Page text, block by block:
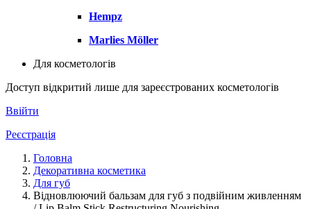
Hempz
Marlies Möller
Для косметологів
Доступ відкритий лише для зареєстрованих косметологів
Ввійти
Реєстрація
Головна
Декоративна косметика
Для губ
Відновлюючий бальзам для губ з подвійним живленням